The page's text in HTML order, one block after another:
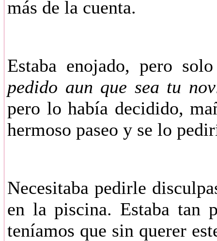
más de la cuenta.
Estaba enojado, pero
pedido aun que sea tu
pero lo había decidido,
hermoso paseo y se lo
Necesitaba pedirle
en la piscina. Estaba tan
teníamos que sin querer